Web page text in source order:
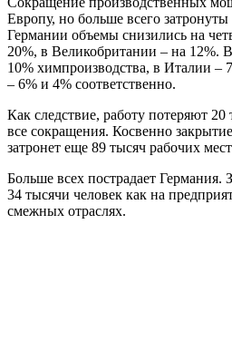
Европу, но больше всего
Германии объемы снизились на
20%, в Великобритании – на 12%.
10% химпроизводства, в Италии
– 6% и 4% соответственно.
Как следствие, работу потеряют
все сокращения. Косвенно
затронет еще 89 тысяч рабочих
Больше всех пострадает Германия.
34 тысячи человек как на
смежных отраслях.